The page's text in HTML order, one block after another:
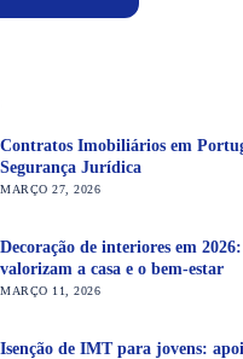
Contratos Imobiliários em
Segurança Jurídica
MARÇO 27, 2026
Decoração de interiores em
valorizam a casa e o bem-estar
MARÇO 11, 2026
Isenção de IMT para jovens: